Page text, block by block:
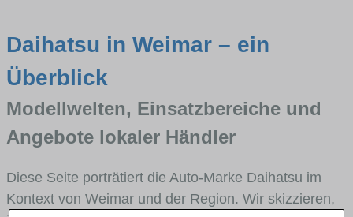
Daihatsu in Weimar – ein
Überblick
Modellwelten, Einsatzbereiche und
Angebote lokaler Händler
Diese Seite porträtiert die Auto-Marke Daihatsu im
Kontext von Weimar und der Region. Wir skizzieren,